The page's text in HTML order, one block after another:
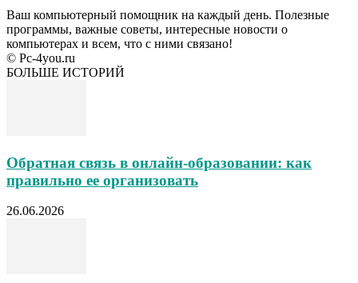
Ваш компьютерный помощник на каждый день. Полезные
программы, важные советы, интересные новости о
компьютерах и всем, что с ними связано!
© Pc-4you.ru
БОЛЬШЕ ИСТОРИЙ
Обратная связь в онлайн-образовании: как
правильно ее организовать
26.06.2026